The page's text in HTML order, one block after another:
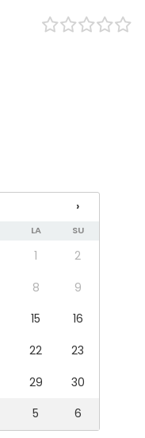
›
LA SU
1
2
8
9
15
16
22
23
29
30
5 6